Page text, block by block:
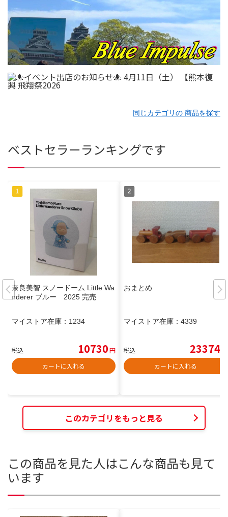
同じカテゴリの 商品を探す
ベストセラーランキングです
奈良美智 スノードーム Little Wa
nderer ブルー 2025 完売
マイストア在庫： 1234
税込 10730円
カートに入れる
おまとめ
マイストア在庫： 4339
税込 23374
カートに入れる
このカテゴリをもっと見る
この商品を見た人はこんな商品も見て
います